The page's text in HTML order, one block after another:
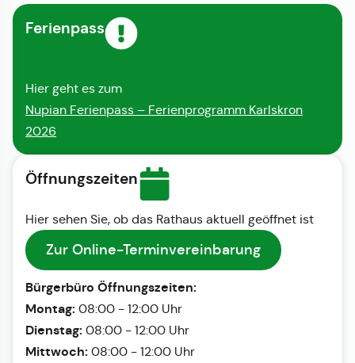
Ferienpass
Hier geht es zum
Nupian Ferienpass – Ferienprogramm Karlskron
2026
Öffnungszeiten
Hier sehen Sie, ob das Rathaus aktuell geöffnet ist
Zur Online-Terminvereinbarung
Bürgerbüro Öffnungszeiten:
Montag: 08:00 - 12:00 Uhr
Dienstag: 08:00 - 12:00 Uhr
Mittwoch: 08:00 - 12:00 Uhr